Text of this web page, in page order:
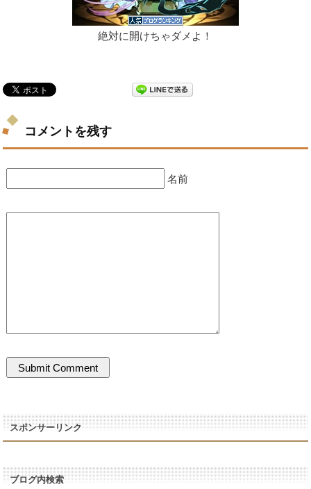
絶対に開けちゃダメよ！
コメントを残す
名前
スポンサーリンク
ブログ内検索